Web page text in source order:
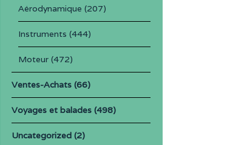
Aérodynamique (207)
Instruments (444)
Moteur(472)
Ventes-Achats(66)
Voyages et balades(498)
Uncategorized(2)